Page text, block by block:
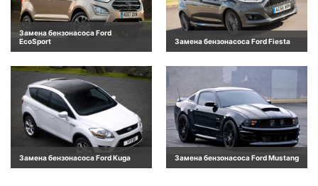
Замена бензонасоса Ford
EcoSport
Замена бензонасоса Ford Fiesta
Замена бензонасоса Ford Kuga Замена бензонасоса Ford Mustang